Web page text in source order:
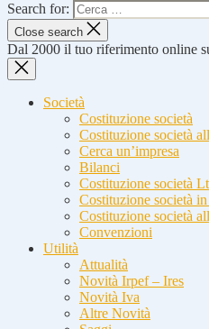
Search for:
Close search
Dal 2000 il tuo riferimento online
Società
Costituzione società
Costituzione società
Cerca un’impresa
Bilanci
Costituzione società
Costituzione società
Costituzione società
Convenzioni
Utilità
Attualità
Novità Irpef – Ires
Novità Iva
Altre Novità